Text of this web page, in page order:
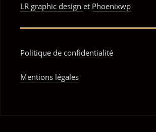
LR graphic design et Phoenixwp
Politique de confidentialité
Mentions légales